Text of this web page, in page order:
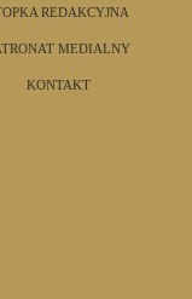
REDAKCYJNA
MEDIALNY
KONTAKT